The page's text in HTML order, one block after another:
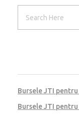
Bursele JTI
Bursele JTI